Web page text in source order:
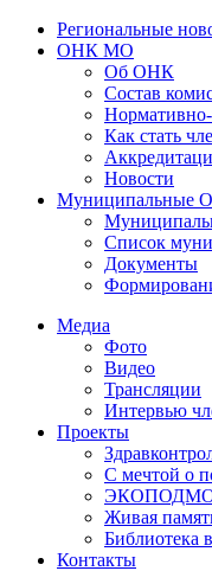
Региональные
ОНК МО
Об ОНК
Состав
Как стать
Новости
Муниципальные
Список
Документы
Медиа
Фото
Видео
Трансляции
Интервью
Проекты
С мечтой о
Живая
Библиотека
Контакты